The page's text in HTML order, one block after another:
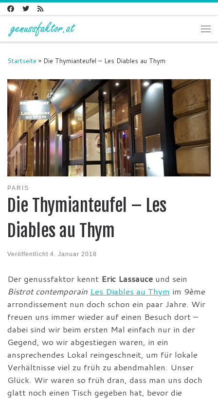
Zum Inhalt springen
Startseite » Die Thymianteufel – Les Diables au Thym
PARIS
Die Thymianteufel – Les
Diables au Thym
Veröffentlicht 4. Januar 2018
Der genussfaktor kennt Eric Lassauce und sein
Bistrot contemporain Les Diables au Thym im 9ème
arrondissement nun doch schon ein paar Jahre. Wir
freuen uns immer wieder auf einen Besuch dort –
dabei sind wir beim ersten Mal einfach nur in der
Gegend, wo wir abgestiegen waren, in ein
ansprechendes Lokal reingeschneit, um für lokale
Verhältnisse viel zu früh zu abendmahlen. Unser
Glück. Wir waren so früh dran, dass man uns doch
glatt noch einen Tisch gegeben hat, bevor die